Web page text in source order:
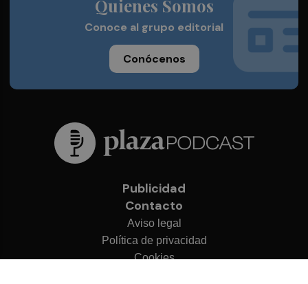
Quienes Somos
Conoce al grupo editorial
Conócenos
Publicidad
Contacto
Aviso legal
Política de privacidad
Cookies